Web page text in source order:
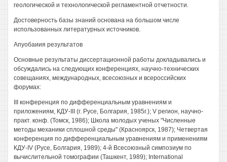
геологической и технологической регламентной отчетности.
Достоверность базы знаний основана на большом числе
использованных литературных источников.
Апуобаиия результатов
Основные результаты диссертационной работы докладывались и
обсуждались на следующих конференциях, научно-технических
совещаниях, международных, всесоюзных и всероссийских
форумах:
III конференция по дифференциальным уравнениям и
приложениям, КДУ-III (г. Русе, Болгария, 1985г.); V регион, научно-
практ. конф. (Томск, 1986); Школа молодых ученых "Численные
методы механики сплошной среды" (Красноярск, 1987); Четвертая
конференция по дифференциальным уравнениям и применениям
КДУ-IV (Русе, Болгария, 1989); 4-й Всесоюзный симпозиум по
вычислительной томографии (Ташкент, 1989); International